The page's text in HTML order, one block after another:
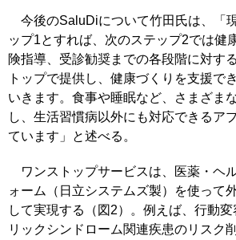
今後のSaluDiについて竹田氏は、「
ップ1とすれば、次のステップ2では健
険指導、受診勧奨までの各段階に対す
トップで提供し、健康づくりを支援で
いきます。食事や睡眠など、さまざま
し、生活習慣病以外にも対応できるア
ています」と述べる。
ワンストップサービスは、医薬・ヘ
ォーム（日立システムズ製）を使って
して実現する（図2）。例えば、行動
リックシンドローム関連疾患のリスク